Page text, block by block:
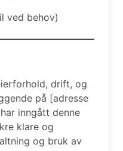
ved behov)
drift, og
på [adresse
inngått denne
klare og
og bruk av